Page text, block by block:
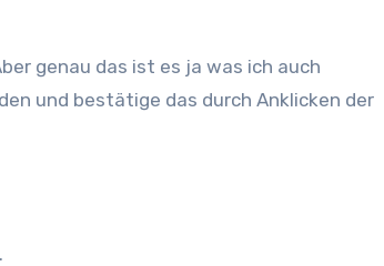
genau das ist es ja was ich auch
und bestätige das durch Anklicken der